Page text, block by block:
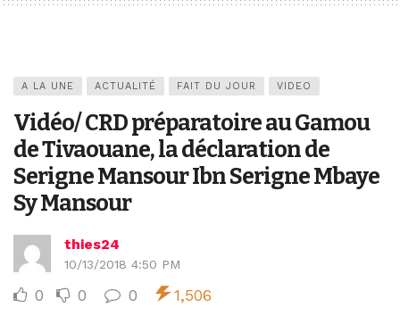
A LA UNE ACTUALITÉ FAIT DU JOUR VIDEO
Vidéo/ CRD préparatoire au Gamou
de Tivaouane, la déclaration de
Serigne Mansour Ibn Serigne Mbaye
Sy Mansour
thies24
10/13/2018 4:50 PM
0 0 0 1,506